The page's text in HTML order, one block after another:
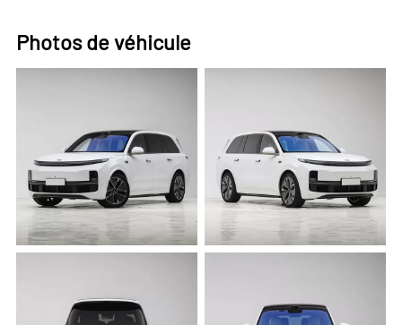
Photos de véhicule